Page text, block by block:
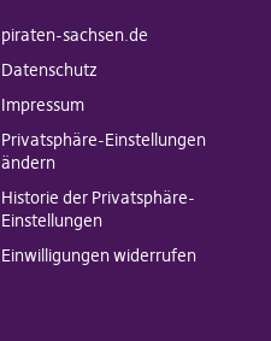
piraten-sachsen.de
Datenschutz
Impressum
Privatsphäre-Einstellungen
ändern
Historie der Privatsphäre-
Einstellungen
Einwilligungen widerrufen